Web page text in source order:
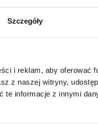
Szczegóły
i reklam, aby oferować
z naszej witryny,
te informacje z innymi